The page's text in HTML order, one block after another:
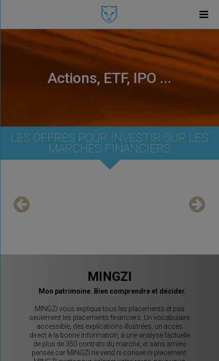
Actions, ETF, IPO ...
LES OFFRES POUR INVESTIR SUR LES
MARCHÉS FINANCIERS
MINGZI
Mon patrimoine. Bien comprendre et décider.
MINGZI vous explique tous les placements et pas
seulement les placements financiers. Un vocabulaire
accessible, des explications illustrées, un accès
direct à la bonne information, à une analyse factuelle
de plus de 350 contrats du marché, et sans arrière
pensée car MINGZI ne vend ni conseil ni placement.